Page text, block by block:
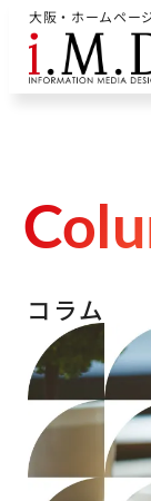
大阪・ホームペー
Colu
コ ラム